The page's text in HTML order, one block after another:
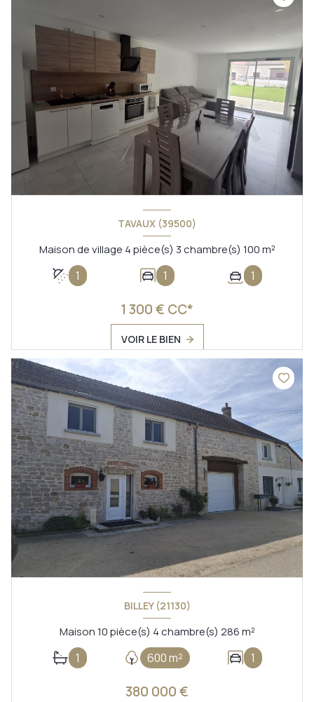
TAVAUX (39500)
Maison de village 4 pièce(s) 3 chambre(s) 100 m²
1 1 1
1 300 € CC*
VOIR LE BIEN
BILLEY (21130)
Maison 10 pièce(s) 4 chambre(s) 286 m²
1 600 m² 1
380 000 €